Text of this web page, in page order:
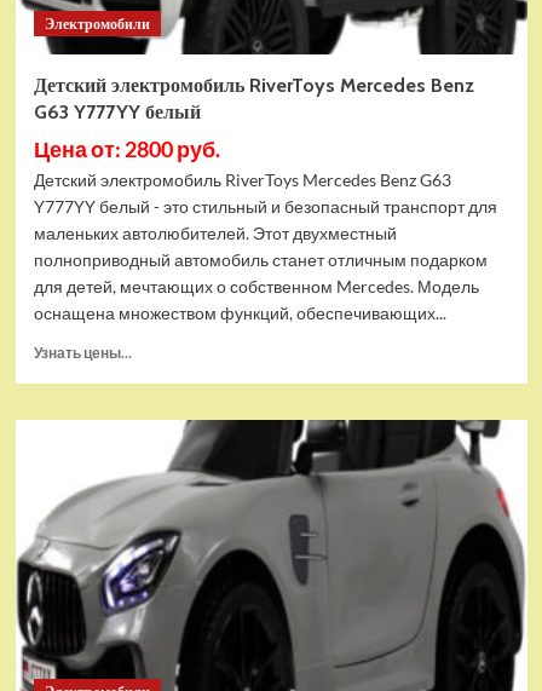
Электромобили
Детский электромобиль RiverToys Mercedes Benz
G63 Y777YY белый
Цена от: 2800 руб.
Детский электромобиль RiverToys Mercedes Benz G63
Y777YY белый - это стильный и безопасный транспорт для
маленьких автолюбителей. Этот двухместный
полноприводный автомобиль станет отличным подарком
для детей, мечтающих о собственном Mercedes. Модель
оснащена множеством функций, обеспечивающих...
Узнать цены...
Детский
электромобиль
RiverToys
Mercedes
G63
Y777YY
белый